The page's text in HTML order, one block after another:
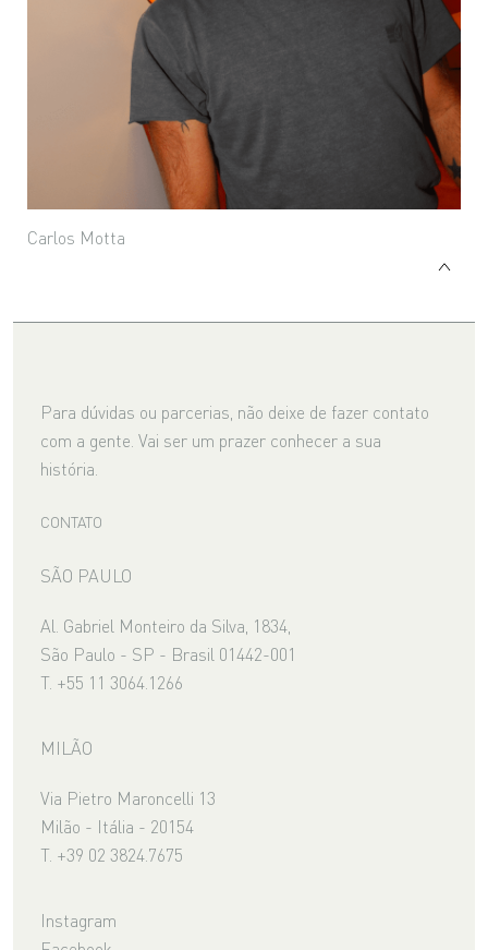
Carlos Motta
Para dúvidas ou parcerias, não deixe de fazer contato
com a gente. Vai ser um prazer conhecer a sua
história.
CONTATO
SÃO PAULO
Al. Gabriel Monteiro da Silva, 1834,
São Paulo - SP - Brasil 01442-001
T. +55 11 3064.1266
MILÃO
Via Pietro Maroncelli 13
Milão - Itália - 20154
T. +39 02 3824.7675
Instagram